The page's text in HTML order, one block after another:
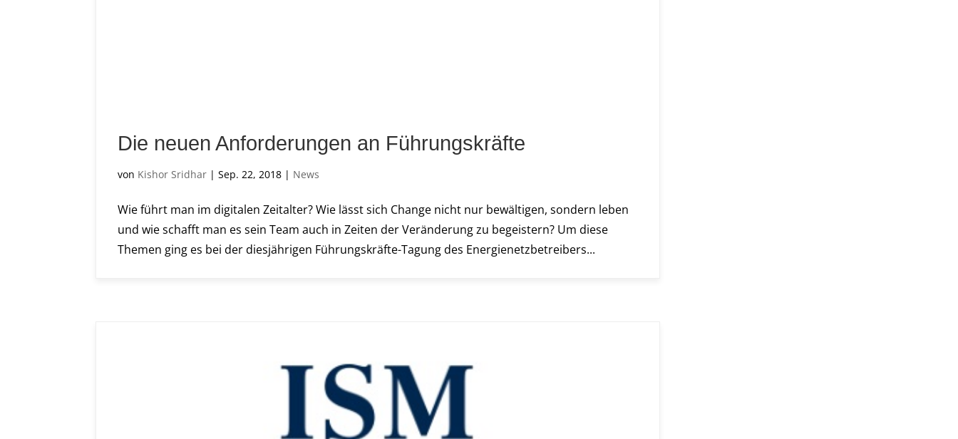
Die neuen Anforderungen an Führungskräfte
von Kishor Sridhar |Sep. 22, 2018 | News
Wie führt man im digitalen Zeitalter? Wie lässt sich Change nicht nur bewältigen, sondern leben
und wie schafft man es sein Team auch in Zeiten der Veränderung zu begeistern? Um diese
Themen ging es bei der diesjährigen Führungskräfte-Tagung des Energienetzbetreibers...